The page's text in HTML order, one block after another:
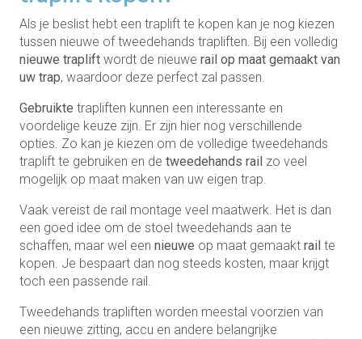
Als je beslist hebt een traplift te kopen kan je nog kiezen
tussen nieuwe of tweedehands trapliften. Bij een volledig
nieuwe traplift wordt de nieuwe rail op maat gemaakt van
uw trap, waardoor deze perfect zal passen.
Gebruikte trapliften kunnen een interessante en
voordelige keuze zijn. Er zijn hier nog verschillende
opties. Zo kan je kiezen om de volledige tweedehands
traplift te gebruiken en de tweedehands rail zo veel
mogelijk op maat maken van uw eigen trap.
Vaak vereist de rail montage veel maatwerk. Het is dan
een goed idee om de stoel tweedehands aan te
schaffen, maar wel een nieuwe op maat gemaakt rail te
kopen. Je bespaart dan nog steeds kosten, maar krijgt
toch een passende rail.
Tweedehands trapliften worden meestal voorzien van
een nieuwe zitting, accu en andere belangrijke